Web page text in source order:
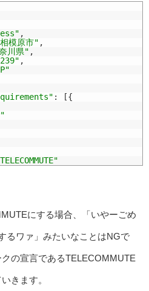
,
模原市" ,
川県" ,
,
: [{
にする場合、「いやーごめ
るワァ」みたいなことはNGで
の宣言であるTELECOMMUTE
きます。